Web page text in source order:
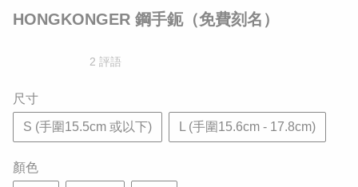
HONGKONGER 鋼手鈪（免費刻名）
2 評語
尺寸
S (手圍15.5cm 或以下) L (手圍15.6cm - 17.8cm)
顏色